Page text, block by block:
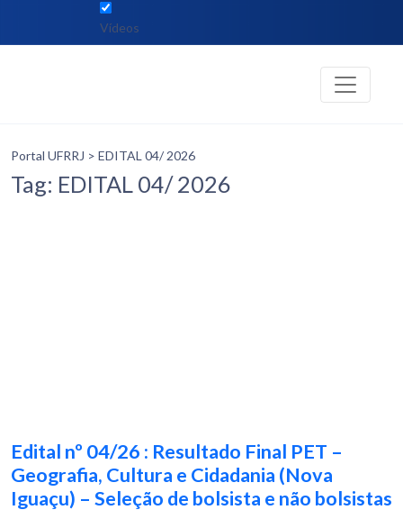
Vídeos
Portal UFRRJ > EDITAL 04/ 2026
Tag: EDITAL 04/ 2026
Edital nº 04/26 : Resultado Final PET –
Geografia, Cultura e Cidadania (Nova
Iguaçu) – Seleção de bolsista e não bolsistas